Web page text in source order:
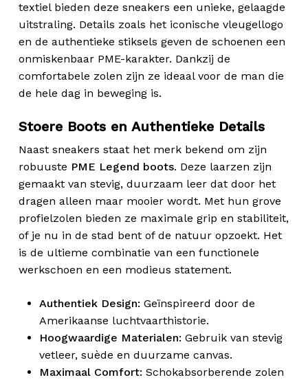
textiel bieden deze sneakers een unieke, gelaagde
uitstraling. Details zoals het iconische vleugellogo
en de authentieke stiksels geven de schoenen een
onmiskenbaar PME-karakter. Dankzij de
comfortabele zolen zijn ze ideaal voor de man die
de hele dag in beweging is.
Stoere Boots en Authentieke Details
Naast sneakers staat het merk bekend om zijn
robuuste PME Legend boots. Deze laarzen zijn
gemaakt van stevig, duurzaam leer dat door het
dragen alleen maar mooier wordt. Met hun grove
profielzolen bieden ze maximale grip en stabiliteit,
of je nu in de stad bent of de natuur opzoekt. Het
is de ultieme combinatie van een functionele
werkschoen en een modieus statement.
Authentiek Design: Geïnspireerd door de
Amerikaanse luchtvaarthistorie.
Hoogwaardige Materialen: Gebruik van stevig
vetleer, suède en duurzame canvas.
Maximaal Comfort: Schokabsorberende zolen